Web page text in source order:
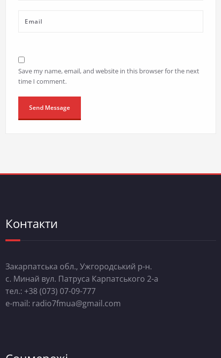
Save my name, email, and website in this browser for the next
time I comment.
Контакти
Закарпатська обл., Ужгородський р-н.
с. Минай вул. Патруса Карпатського 2-а
тел.: +38 (073) 07-09-777
e-mail: radio7fmua@gmail.com